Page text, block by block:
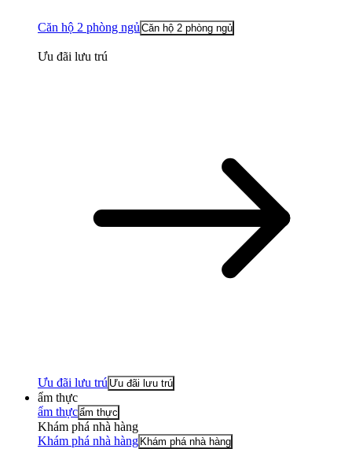
Căn hộ 2 phòng ngủ Căn hộ 2 phòng ngủ
Ưu đãi lưu trú
Ưu đãi lưu trú Ưu đãi lưu trú
ẩm thực
ẩm thựcẩm thực
Khám phá nhà hàng
Khám phá nhà hàng Khám phá nhà hàng